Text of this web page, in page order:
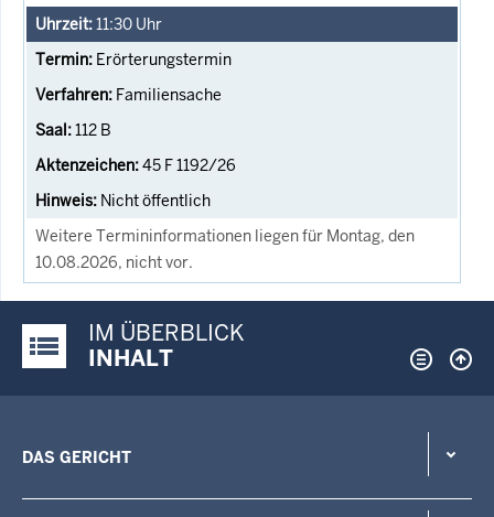
11:30 Uhr
Erörterungstermin
Familiensache
112 B
45 F 1192/26
Nicht öffentlich
Weitere Termininformationen liegen für Montag, den
10.08.2026, nicht vor.
Justiz-Portal im Überblick:
IM ÜBERBLICK
INHALT
DAS GERICHT